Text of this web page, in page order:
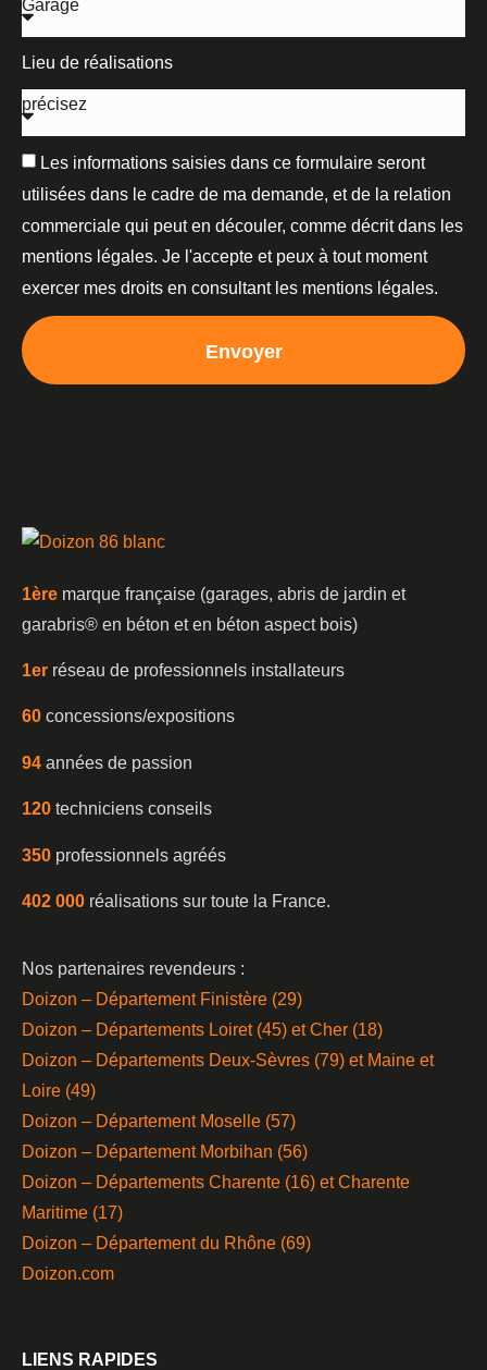
Lieu de réalisations
Les informations saisies dans ce formulaire seront
utilisées dans le cadre de ma demande, et de la relation
commerciale qui peut en découler, comme décrit dans les
mentions légales. Je l'accepte et peux à tout moment
exercer mes droits en consultant les mentions légales.
Envoyer
1ère marque française (garages, abris de jardin et
garabris®️ en béton et en béton aspect bois)
1er réseau de professionnels installateurs
60 concessions/expositions
94 années de passion
120 techniciens conseils
350 professionnels agréés
402 000 réalisations sur toute la France.
Nos partenaires revendeurs :
Doizon – Département Finistère (29)
Doizon – Départements Loiret (45) et Cher (18)
Doizon – Départements Deux-Sèvres (79) et Maine et
Loire (49)
Doizon – Département Moselle (57)
Doizon – Département Morbihan (56)
Doizon – Départements Charente (16) et Charente
Maritime (17)
Doizon – Département du Rhône (69)
Doizon.com
LIENS RAPIDES